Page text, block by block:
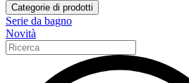
Categorie di prodotti
Serie da bagno
Novità